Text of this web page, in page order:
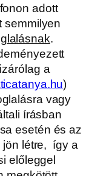
adott
semmilyen
.
a
)
vagy
írásban
esetén és az
jön létre, így a
előleggel